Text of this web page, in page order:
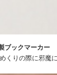
ブックマーカー
くりの際に邪魔